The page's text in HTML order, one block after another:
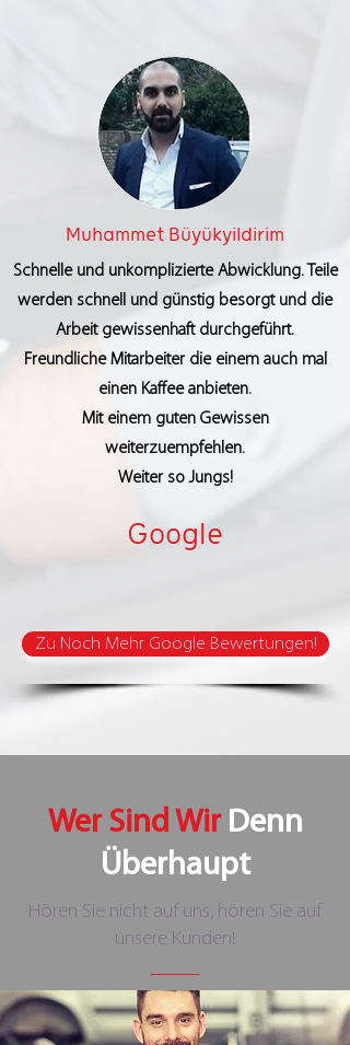
Muhammet Büyükyildirim
Schnelle und unkomplizierte Abwicklung. Teile
werden schnell und günstig besorgt und die
Arbeit gewissenhaft durchgeführt.
Freundliche Mitarbeiter die einem auch mal
einen Kaffee anbieten.
Mit einem guten Gewissen
weiterzuempfehlen.
Weiter so Jungs!
Google
Zu Noch Mehr Google Bewertungen!
Wer Sind WirDenn
Überhaupt
Hören Sie nicht auf uns, hören Sie auf
unsere Kunden!